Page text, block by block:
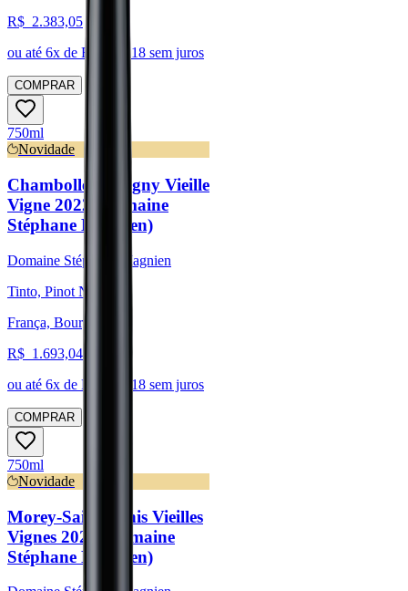
R$ 2.383,05
ou até 6x de R$ 397,18 sem juros
COMPRAR
750ml
Novidade
Chambolle-Musigny Vieille
Vigne 2022 (Domaine
Stéphane Magnien)
Domaine Stéphane Magnien
Tinto, Pinot Noir
França, Bourgogne
R$ 1.693,04
ou até 6x de R$ 282,18 sem juros
COMPRAR
750ml
Novidade
Morey-Saint-Denis Vieilles
Vignes 2022 (Domaine
Stéphane Magnien)